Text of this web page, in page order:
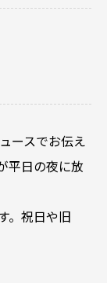
ースでお伝え
平日の夜に放
。祝日や旧